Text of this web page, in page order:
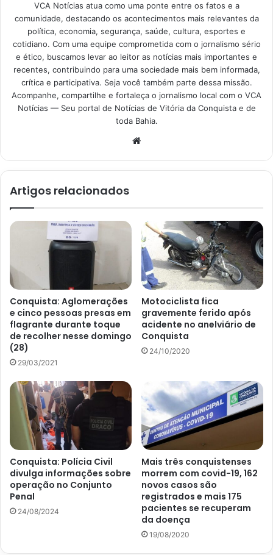
VCA Notícias atua como uma ponte entre os fatos e a
comunidade, destacando os acontecimentos mais relevantes da
política, economia, segurança, saúde, cultura, esportes e
cotidiano. Com uma equipe comprometida com o jornalismo sério
e ético, buscamos levar ao leitor as notícias mais importantes e
recentes, contribuindo para uma sociedade mais bem informada,
crítica e participativa. Seja você também parte dessa missão.
Acompanhe, compartilhe e fortaleça o jornalismo local com o VCA
Notícias — Seu portal de Notícias de Vitória da Conquista e de
toda Bahia.
Artigos relacionados
Conquista: Aglomerações
e cinco pessoas presas em
flagrante durante toque
de recolher nesse domingo
(28)
29/03/2021
Motociclista fica
gravemente ferido após
acidente no anelviário de
Conquista
24/10/2020
Conquista: Polícia Civil
divulga informações sobre
operação no Conjunto
Penal
24/08/2024
Mais três conquistenses
morrem com covid-19, 162
novos casos são
registrados e mais 175
pacientes se recuperam
da doença
19/08/2020